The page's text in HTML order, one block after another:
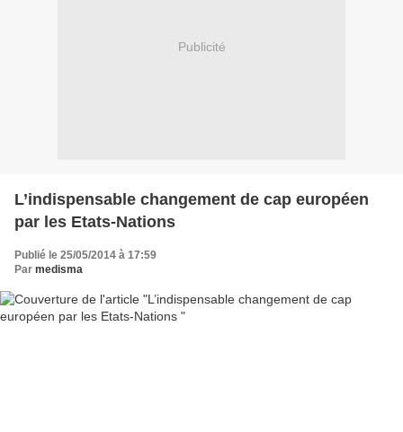
Publicité
L’indispensable changement de cap européen
par les Etats-Nations
Publié le 25/05/2014 à 17:59
Par medisma